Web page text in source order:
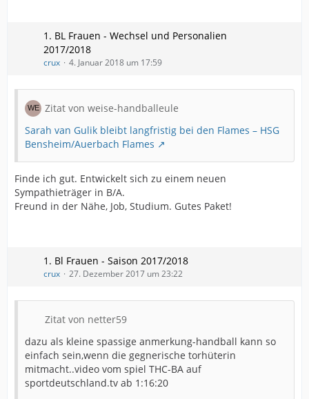
1. BL Frauen - Wechsel und Personalien
2017/2018
crux 4. Januar 2018 um 17:59
Zitat von weise-handballeule
Sarah van Gulik bleibt langfristig bei den Flames – HSG
Bensheim/Auerbach Flames
Finde ich gut. Entwickelt sich zu einem neuen
Sympathieträger in B/A.
Freund in der Nähe, Job, Studium. Gutes Paket!
1. Bl Frauen - Saison 2017/2018
crux 27. Dezember 2017 um 23:22
Zitat von netter59
dazu als kleine spassige anmerkung-handball kann so
einfach sein,wenn die gegnerische torhüterin
mitmacht..video vom spiel THC-BA auf
sportdeutschland.tv ab 1:16:20